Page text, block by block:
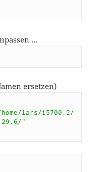
…
ersetzen)
lars/i5700.2/
"